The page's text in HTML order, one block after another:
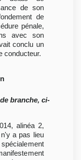
de son
de
pénale,
avec son
conclu un
conducteur.
branche, ci-
alinéa 2,
a pas lieu